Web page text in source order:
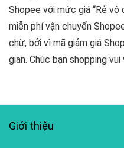
Shopee với mức giá “Rẻ vô
miễn phí vận chuyển
chừ, bởi vì mã giảm giá
gian. Chúc bạn shopping vui
Giới thiệu